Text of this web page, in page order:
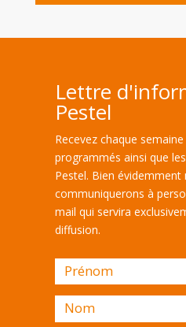
Lettre
Pestel
Recevez chaque
programmés ainsi que
Pestel. Bien évidemment
communiquerons à
mail qui servira
diffusion.